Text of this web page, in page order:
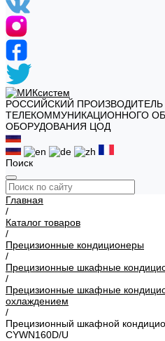
РОССИЙСКИЙ ПРОИЗВОДИТЕЛЬ
ТЕЛЕКОММУНИКАЦИОННОГО
ОБОРУДОВАНИЯ ЦОД
Поиск
Главная
/
Каталог товаров
/
Прецизионные кондиционеры
/
Прецизионные шкафные
/
Прецизионные шкафные
охлаждением
/
Прецизионный шкафной
CYWN160D/U